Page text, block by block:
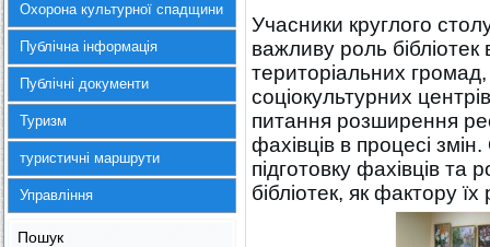
Охорона культурної спадщини
Публічна інформація
Публічні документи
Туризм
туристичні маршрути
Управління
Пошук
Учасники круглого
важливу роль
територіальних
соціокультурних
питання розширення
фахівців в процесі
підготовку фахівців та
бібліотек, як фактору